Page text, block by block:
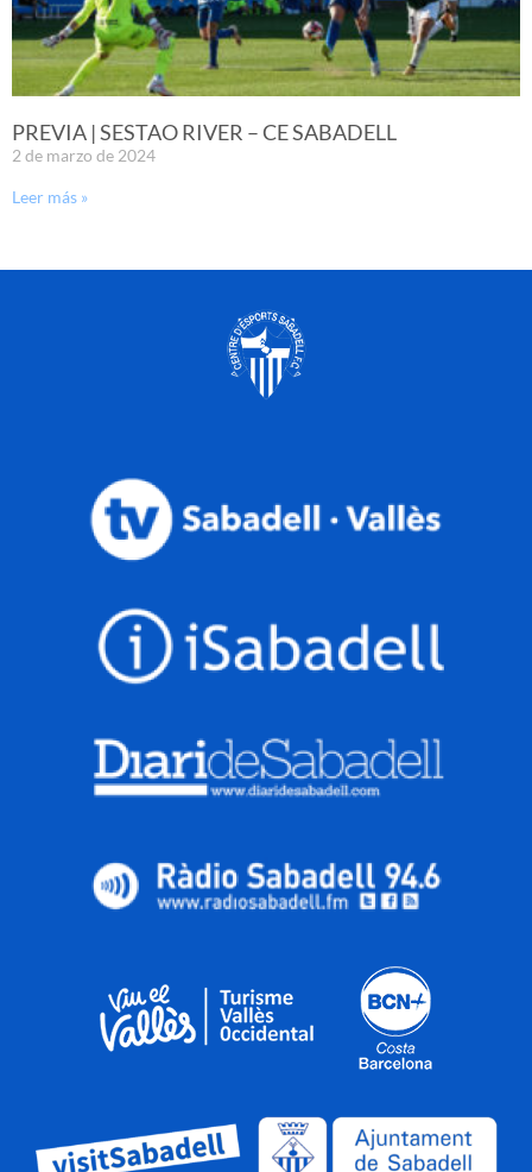
PREVIA | SESTAO RIVER – CE SABADELL
2 de marzo de 2024
Leer más »